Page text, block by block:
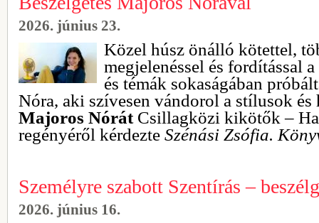
2026. június 23.
Közel húsz önálló kötettel,
megjelenéssel és fordítással
és témák sokaságában
Nóra, aki szívesen vándorol a stílusok és
Majoros Nórát Csillagközi kikötők –
regényéről kérdezte Szénási Zsófia.
Személyre szabott Szentírás –
2026. június 16.